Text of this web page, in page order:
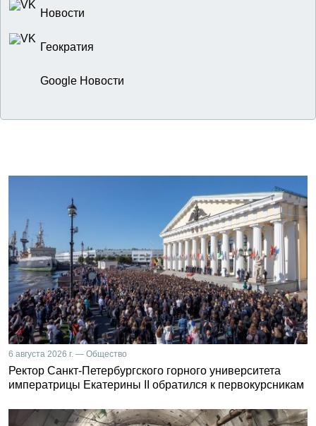
Новости
Геократия
Google Новости
6 августа 2026 г. — Общество
Ректор Санкт-Петербургского горного университета
императрицы Екатерины II обратился к первокурсникам